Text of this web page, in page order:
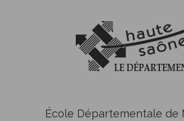
École Départementale de